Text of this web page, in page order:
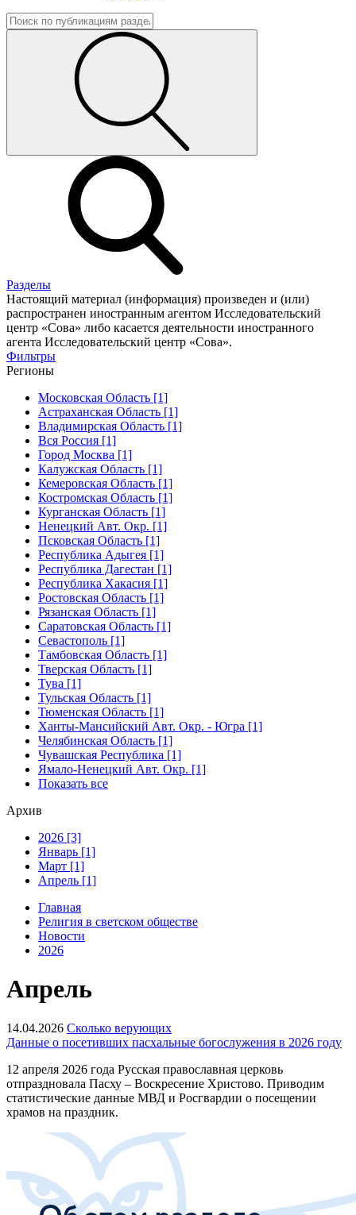
Разделы
Настоящий материал (информация) произведен и (или)
распространен иностранным агентом Исследовательский
центр «Сова» либо касается деятельности иностранного
агента Исследовательский центр «Сова».
Фильтры
Регионы
Московская Область [1]
Астраханская Область [1]
Владимирская Область [1]
Вся Россия [1]
Город Москва [1]
Калужская Область [1]
Кемеровская Область [1]
Костромская Область [1]
Курганская Область [1]
Ненецкий Авт. Окр. [1]
Псковская Область [1]
Республика Адыгея [1]
Республика Дагестан [1]
Республика Хакасия [1]
Ростовская Область [1]
Рязанская Область [1]
Саратовская Область [1]
Севастополь [1]
Тамбовская Область [1]
Тверская Область [1]
Тува [1]
Тульская Область [1]
Тюменская Область [1]
Ханты-Мансийский Авт. Окр. - Югра [1]
Челябинская Область [1]
Чувашская Республика [1]
Ямало-Ненецкий Авт. Окр. [1]
Показать все
Архив
2026 [3]
Январь [1]
Март [1]
Апрель [1]
Главная
Религия в светском обществе
Новости
2026
Апрель
14.04.2026 Сколько верующих
Данные о посетивших пасхальные богослужения в 2026 году
12 апреля 2026 года Русская православная церковь
отпраздновала Пасху – Воскресение Христово. Приводим
статистические данные МВД и Росгвардии о посещении
храмов на праздник.